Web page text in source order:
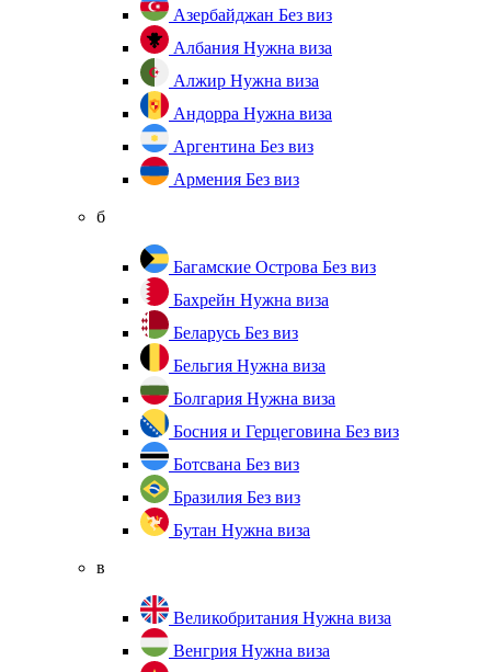
Азербайджан Без виз
Албания Нужна виза
Алжир Нужна виза
Андорра Нужна виза
Аргентина Без виз
Армения Без виз
б
Багамские Острова Без виз
Бахрейн Нужна виза
Беларусь Без виз
Бельгия Нужна виза
Болгария Нужна виза
Босния и Герцеговина Без виз
Ботсвана Без виз
Бразилия Без виз
Бутан Нужна виза
в
Великобритания Нужна виза
Венгрия Нужна виза